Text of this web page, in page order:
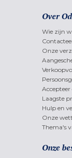
Over
Wie zijn
Onze
Accepteer
Laagste
Hulp en
Onze
Thema's
Onze